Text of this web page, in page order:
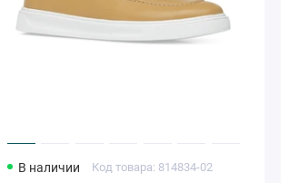
В наличии Код товара: 814834-02